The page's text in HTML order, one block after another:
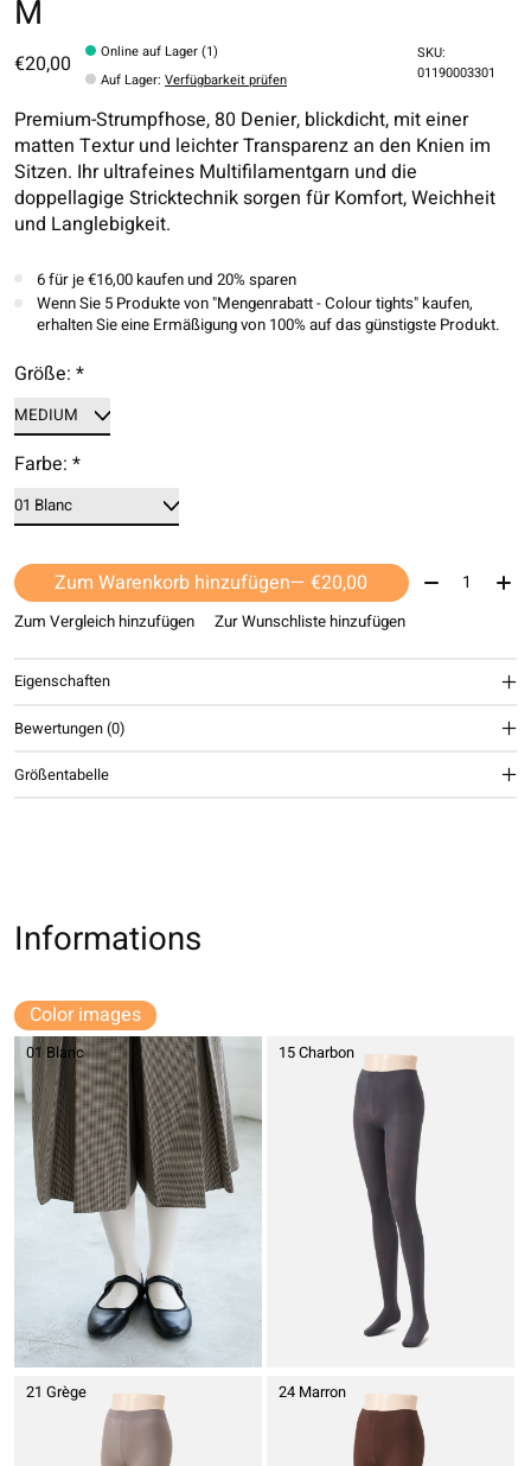
M
€20,00
Online auf Lager (1)
Auf Lager:Verfügbarkeit prüfen
SKU:
01190003301
Premium-Strumpfhose, 80 Denier, blickdicht, mit einer
matten Textur und leichter Transparenz an den Knien im
Sitzen. Ihr ultrafeines Multifilamentgarn und die
doppellagige Stricktechnik sorgen für Komfort, Weichheit
und Langlebigkeit.
6 für je €16,00 kaufen und 20% sparen
Wenn Sie 5 Produkte von "Mengenrabatt - Colour tights" kaufen,
erhalten Sie eine Ermäßigung von 100% auf das günstigste Produkt.
Größe: *
Farbe: *
Zum Warenkorb hinzufügen — €20,00 Menge:
Zum Vergleich hinzufügen Zur Wunschliste hinzufügen
Eigenschaften
Bewertungen (0)
Größentabelle
Informations
Color images
01 Blanc 15 Charbon
21 Grège 24 Marron